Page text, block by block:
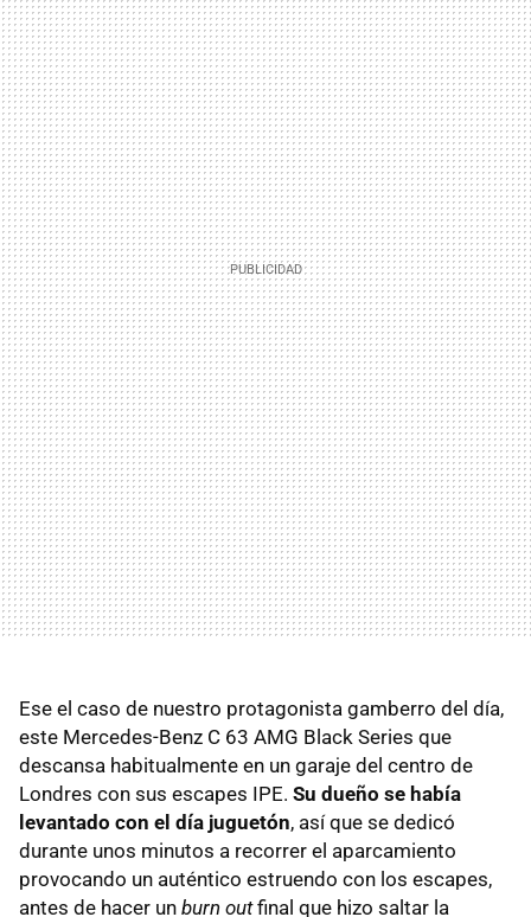
Ese el caso de nuestro protagonista gamberro del día,
este Mercedes-Benz C 63 AMG Black Series que
descansa habitualmente en un garaje del centro de
Londres con sus escapes IPE. Su dueño se había
levantado con el día juguetón, así que se dedicó
durante unos minutos a recorrer el aparcamiento
provocando un auténtico estruendo con los escapes,
antes de hacer un burn outfinal que hizo saltar la